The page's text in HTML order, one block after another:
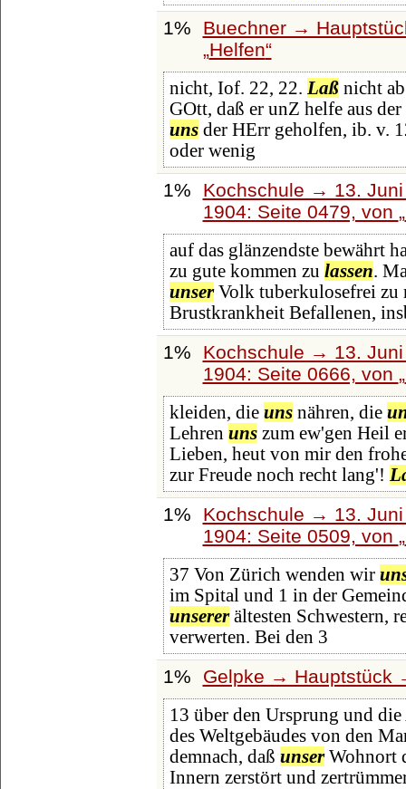
1%
Buechner →
Helfen
nicht, Iof. 22, 22. Laßnicht
GOtt, daß er unZ helfe aus
unsder HErr geholfen, ib. v.
oder wenig
1%
Kochschule → 13.
1904: Seite 0479, von
auf das glänzendste bewährt
zu gute kommen zu lassen.
unserVolk tuberkulosefrei zu
Brustkrankheit Befallenen,
1%
Kochschule → 13.
1904: Seite 0666, von
kleiden, die unsnähren, die
Lehren unszum ew'gen Heil
Lieben, heut von mir den
zur Freude noch recht lang'!
1%
Kochschule → 13.
1904: Seite 0509, von
37 Von Zürich wenden wir
im Spital und 1 in der
unsererältesten Schwestern,
verwerten. Bei den 3
1% Gelpke → Hauptstück
13 über den Ursprung und
des Weltgebäudes von den
demnach, daß unserWohnort
Innern zerstört und